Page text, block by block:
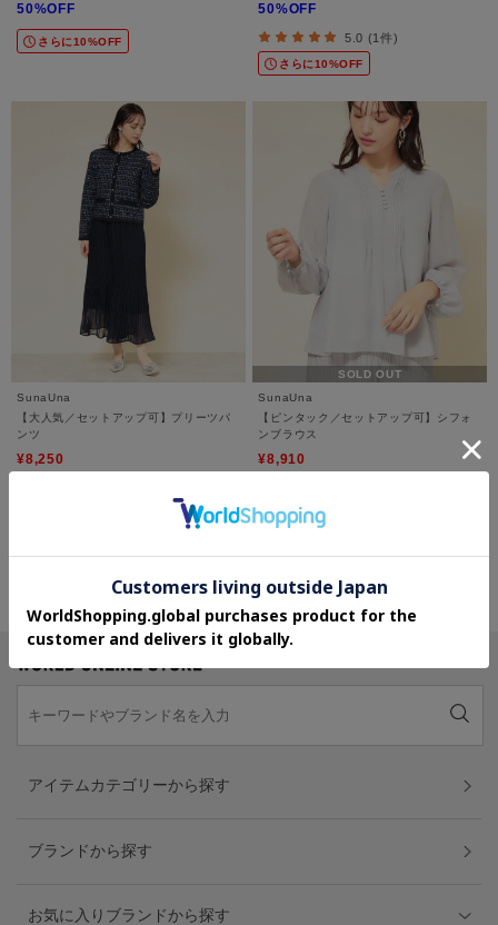
50%OFF
さらに10%OFF
50%OFF
5.0 (1件)
さらに10%OFF
SunaUna
【大人気／セットアップ可】プリーツパ
ンツ
¥8,250
SOLD OUT
SunaUna
【ピンタック／セットアップ可】シフォ
ンブラウス
¥8,910
さらに10%OFF
PAGE TOP
アイテムカテゴリーから探す
ブランドから探す
お気に入りブランドから探す